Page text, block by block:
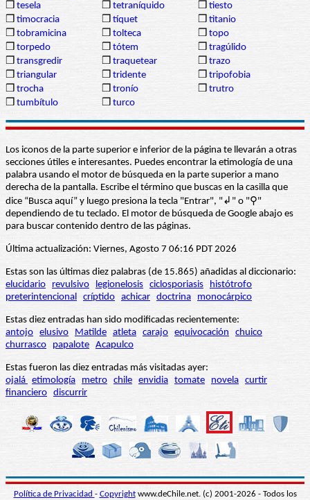
❒ tesela ❒ tetraníquido ❒ tiesto
❒ timocracia ❒ tíquet ❒ titanio
❒ tobramicina ❒ tolteca ❒ topo
❒ torpedo ❒ tótem ❒ tragúlido
❒ transgredir ❒ traquetear ❒ trazo
❒ triangular ❒ tridente ❒ tripofobia
❒ trocha ❒ tronío ❒ trutro
❒ tumbítulo ❒ turco
Los iconos de la parte superior e inferior de la página te llevarán a otras
secciones útiles e interesantes. Puedes encontrar la etimología de una
palabra usando el motor de búsqueda en la parte superior a mano
derecha de la pantalla. Escribe el término que buscas en la casilla que
dice “Busca aquí” y luego presiona la tecla "Entrar", "↲" o "⚲"
dependiendo de tu teclado. El motor de búsqueda de Google abajo es
para buscar contenido dentro de las páginas.
Última actualización: Viernes, Agosto 7 06:16 PDT 2026
Estas son las últimas diez palabras (de 15.865) añadidas al diccionario:
elucidario
revulsivo legionelosis ciclosporiasis
histótrofo
preterintencional críptido achicar doctrina monocárpico
Estas diez entradas han sido modificadas recientemente:
antojo elusivo Matilde atleta carajo equivocación
chuico
churrasco
papalote Acapulco
Estas fueron las diez entradas más visitadas ayer:
ojalá etimología metro chile envidia tomate novela curtir
financiero discurrir
Política de Privacidad - Copyrightwww.deChile.net. (c) 2001-2026 - Todos los